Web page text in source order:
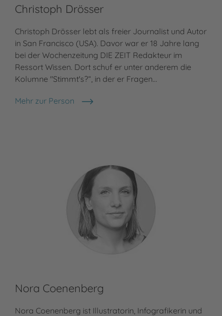
Christoph Drösser
Christoph Drösser lebt als freier Journalist und Autor
in San Francisco (USA). Davor war er 18 Jahre lang
bei der Wochenzeitung DIE ZEIT Redakteur im
Ressort Wissen. Dort schuf er unter anderem die
Kolumne "Stimmt's?“, in der er Fragen…
Mehr zur Person
Christoph Drösser
Nora Coenenberg
Nora Coenenberg ist Illustratorin, Infografikerin und